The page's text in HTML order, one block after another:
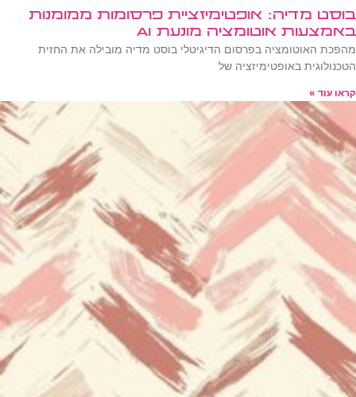
בוסט מדיה: אופטימיזציית פרסומות ממומנות
באמצעות אוטומציה מונעת AI
מהפכת האוטומציה בפרסום הדיגיטלי בוסט מדיה מובילה את החזית
הטכנולוגית באופטימיזציה של
קראו עוד »